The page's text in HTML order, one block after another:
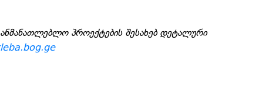
პროექტების შესახებ დეტალური